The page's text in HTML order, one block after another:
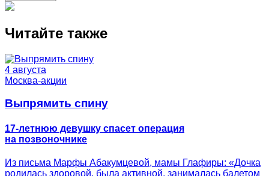
Читайте также
4 августа
Москва-акции
Выпрямить спину
17-летнюю девушку спасет операция
на позвоночнике
Из письма Марфы Абакумцевой, мамы Глафиры: «Дочка
родилась здоровой, была активной, занималась балетом